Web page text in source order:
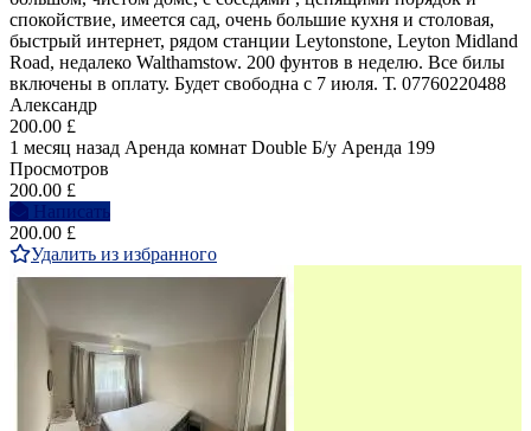
спокойствие, имеется сад, очень большие кухня и столовая,
быстрый интернет, рядом станции Leytonstone, Leyton Midland
Road, недалеко Walthamstow. 200 фунтов в неделю. Все билы
включены в оплату. Будет свободна с 7 июля. Т. 07760220488
Александр
200.00 £
1 месяц назад Аренда комнат Double Б/у Аренда 199
Просмотров
200.00 £
Написать
200.00 £
Удалить из избранного